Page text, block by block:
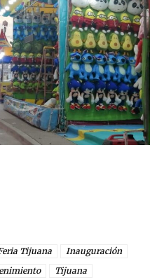
Tijuana
Inauguración
Tijuana